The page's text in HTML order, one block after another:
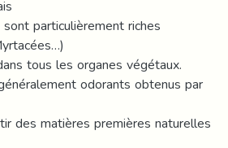
particulièrement riches
tous les organes végétaux.
odorants obtenus par
des matières premières naturelles